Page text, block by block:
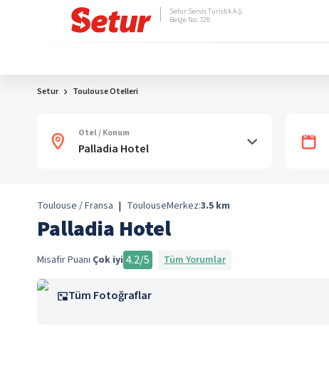
Setur Servis Turistik A.Ş.
Belge No: 728
Setur Toulouse Otelleri
Otel / Konum
Toulouse / Fransa | ToulouseMerkez:3.5 km
Palladia Hotel
Misafir Puanı Çok iyi 4.2/5 Tüm Yorumlar
Tüm Fotoğraflar